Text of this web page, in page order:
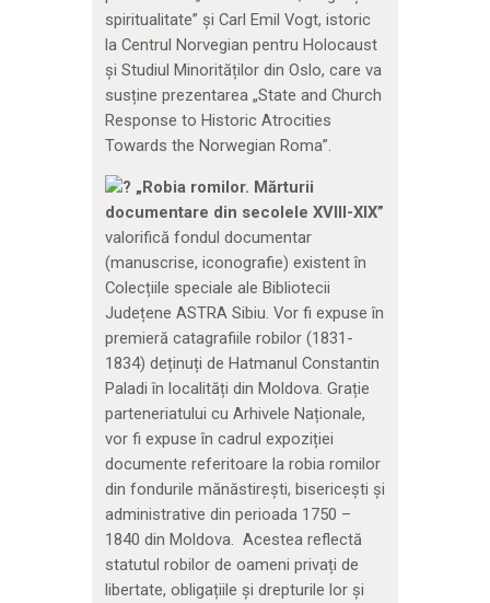
spiritualitate” și Carl Emil Vogt, istoric
la Centrul Norvegian pentru Holocaust
și Studiul Minorităților din Oslo, care va
susține prezentarea „State and Church
Response to Historic Atrocities
Towards the Norwegian Roma”.
„Robia romilor. Mărturii
documentare din secolele XVIII-XIX”
valorifică fondul documentar
(manuscrise, iconografie) existent în
Colecțiile speciale ale Bibliotecii
Județene ASTRA Sibiu. Vor fi expuse în
premieră catagrafiile robilor (1831-
1834) deținuți de Hatmanul Constantin
Paladi în localități din Moldova. Grație
parteneriatului cu Arhivele Naționale,
vor fi expuse în cadrul expoziției
documente referitoare la robia romilor
din fondurile mănăstirești, bisericești și
administrative din perioada 1750 –
1840 din Moldova. Acestea reflectă
statutul robilor de oameni privați de
libertate, obligațiile și drepturile lor și